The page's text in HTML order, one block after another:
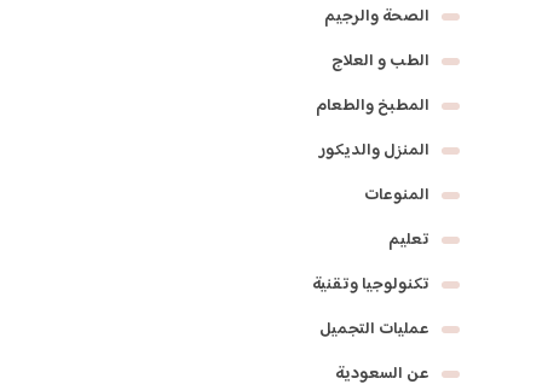
الصحة والرجيم
الطب و العلاج
المطبخ والطعام
المنزل والديكور
المنوعات
تعليم
تكنولوجيا وتقنية
عمليات التجميل
عن السعودية